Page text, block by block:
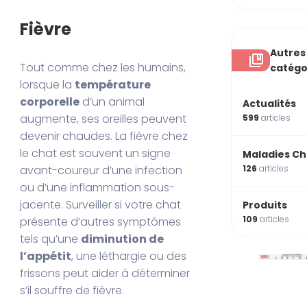
Fièvre
Tout comme chez les humains,
lorsque la température
corporelle d’un animal
augmente, ses oreilles peuvent
devenir chaudes. La fièvre chez
le chat est souvent un signe
avant-coureur d’une infection
ou d’une inflammation sous-
jacente. Surveiller si votre chat
présente d’autres symptômes
tels qu’une diminution de
l’appétit, une léthargie ou des
frissons peut aider à déterminer
s’il souffre de fièvre.
Autres
Actualités
599articles
Maladies
126articles
Produits
109articles